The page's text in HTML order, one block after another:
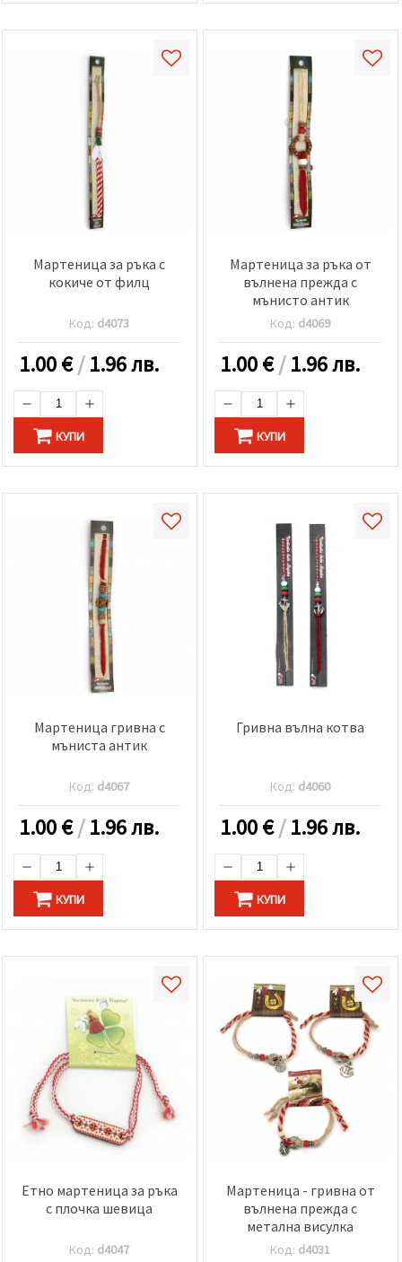
Мартеница за ръка с
кокиче от филц
Код: d4073
1.00€/1.96 лв.
КУПИ
Мартеница за ръка от
вълнена прежда с
мънисто антик
Код: d4069
1.00€/1.96 лв.
КУПИ
Мартеница гривна с
мъниста антик
Код: d4067
1.00€/1.96 лв.
КУПИ
Гривна вълна котва
Код: d4060
1.00€/1.96 лв.
КУПИ
Етно мартеница за ръка
с плочка шевица
Код: d4047
Мартеница - гривна от
вълнена прежда с
метална висулка
Код: d4031